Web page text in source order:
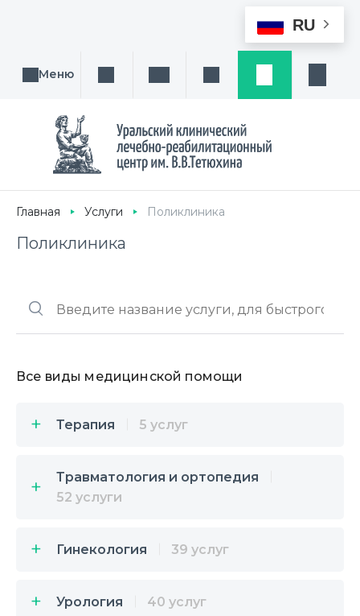
RU
Меню Поиск услуги, направления или врача
Написать намЗаказ звонка
Главная Услуги Поликлиника
Поликлиника
Все виды медицинской помощи
Терапия 5 услуг
Травматология и ортопедия
52 услуги
Гинекология 39 услуг
Урология 40 услуг